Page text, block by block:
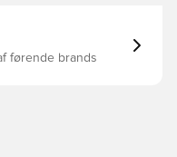
førende brands